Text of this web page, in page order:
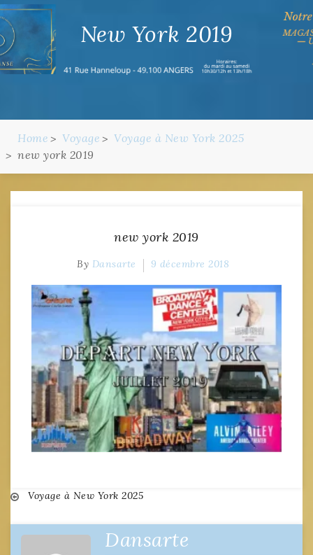
New York 2019
Home Voyage
Voyage à New York 2025
new york 2019
new york 2019
By Dansarte 9 décembre 2018
Navigation
de
Voyage à New York 2025
Dansarte